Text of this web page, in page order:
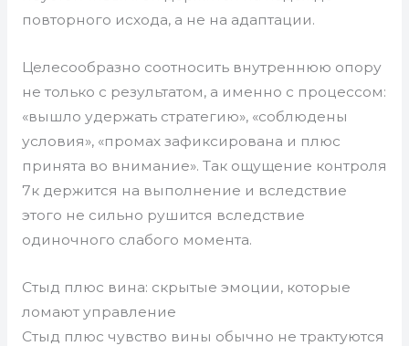
повторного исхода, а не на адаптации.
Целесообразно соотносить внутреннюю опору
не только с результатом, а именно с процессом:
«вышло удержать стратегию», «соблюдены
условия», «промах зафиксирована и плюс
принята во внимание». Так ощущение контроля
7к держится на выполнение и вследствие
этого не сильно рушится вследствие
одиночного слабого момента.
Стыд плюс вина: скрытые эмоции, которые
ломают управление
Стыд плюс чувство вины обычно не трактуются